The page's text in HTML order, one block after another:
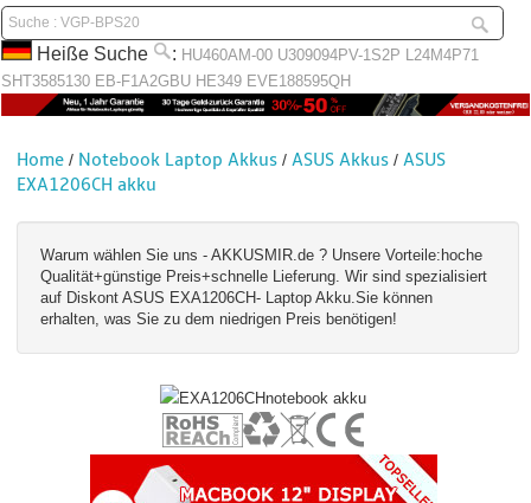
Heiße Suche : HU460AM-00 U309094PV-1S2P L24M4P71
SHT3585130 EB-F1A2GBU HE349 EVE188595QH
Home / Notebook Laptop Akkus / ASUS Akkus / ASUS
EXA1206CH akku
Warum wählen Sie uns - AKKUSMIR.de ? Unsere Vorteile:hoche
Qualität+günstige Preis+schnelle Lieferung. Wir sind spezialisiert
auf Diskont ASUS EXA1206CH- Laptop Akku.Sie können
erhalten, was Sie zu dem niedrigen Preis benötigen!